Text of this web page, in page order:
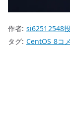
作者: si62512548
タグ: CentOS 8コ